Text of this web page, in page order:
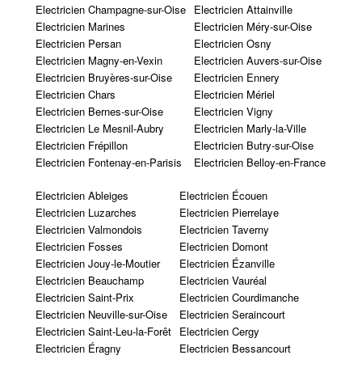
Electricien Champagne-sur-Oise
Electricien Marines
Electricien Persan
Electricien Magny-en-Vexin
Electricien Bruyères-sur-Oise
Electricien Chars
Electricien Bernes-sur-Oise
Electricien Le Mesnil-Aubry
Electricien Frépillon
Electricien Fontenay-en-Parisis
Electricien Attainville
Electricien Méry-sur-Oise
Electricien Osny
Electricien Auvers-sur-Oise
Electricien Ennery
Electricien Mériel
Electricien Vigny
Electricien Marly-la-Ville
Electricien Butry-sur-Oise
Electricien Belloy-en-France
Electricien Ableiges
Electricien Luzarches
Electricien Valmondois
Electricien Fosses
Electricien Jouy-le-Moutier
Electricien Beauchamp
Electricien Saint-Prix
Electricien Neuville-sur-Oise
Electricien Saint-Leu-la-Forêt
Electricien Éragny
Electricien Écouen
Electricien Pierrelaye
Electricien Taverny
Electricien Domont
Electricien Ézanville
Electricien Vauréal
Electricien Courdimanche
Electricien Seraincourt
Electricien Cergy
Electricien Bessancourt